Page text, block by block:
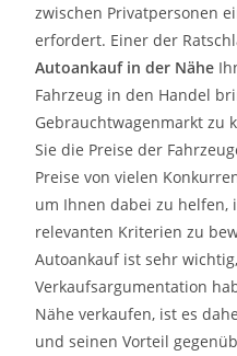
zwischen Privatpersonen
erfordert. Einer der
Autoankauf in der Nähe
Fahrzeug in den Handel
Gebrauchtwagenmarkt zu
Sie die Preise der
Preise von vielen
um Ihnen dabei zu helfen,
relevanten Kriterien zu
Autoankauf ist sehr
Verkaufsargumentation
Nähe verkaufen, ist es
und seinen Vorteil